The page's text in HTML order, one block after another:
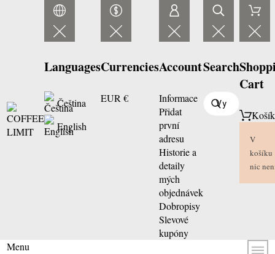
Languages
Čeština
English
Currencies
EUR €
Account
Informace
Přidat
první
adresu
Historie a
detaily
mých
objednávek
Dobropisy
Slevové
kupóny
Search
Cart
Košík
V
košíku
nic
Menu